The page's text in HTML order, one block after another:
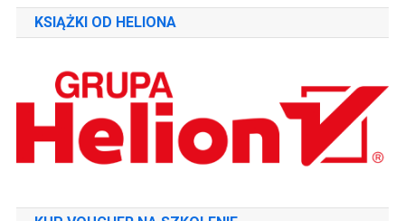
KSIĄŻKI OD HELIONA